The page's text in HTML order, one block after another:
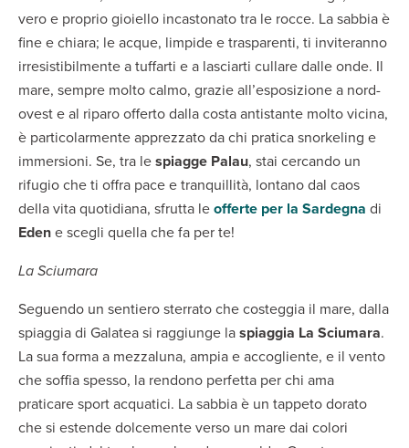
vero e proprio gioiello incastonato tra le rocce. La sabbia è
fine e chiara; le acque, limpide e trasparenti, ti inviteranno
irresistibilmente a tuffarti e a lasciarti cullare dalle onde. Il
mare, sempre molto calmo, grazie all’esposizione a nord-
ovest e al riparo offerto dalla costa antistante molto vicina,
è particolarmente apprezzato da chi pratica snorkeling e
immersioni. Se, tra lespiagge Palau, stai cercando un
rifugio che ti offra pace e tranquillità, lontano dal caos
della vita quotidiana, sfrutta leofferte per la Sardegna di
Edene scegli quella che fa per te!
La Sciumara
Seguendo un sentiero sterrato che costeggia il mare, dalla
spiaggia di Galatea si raggiunge laspiaggia La Sciumara.
La sua forma a mezzaluna, ampia e accogliente, e il vento
che soffia spesso, la rendono perfetta per chi ama
praticare sport acquatici. La sabbia è un tappeto dorato
che si estende dolcemente verso un mare dai colori